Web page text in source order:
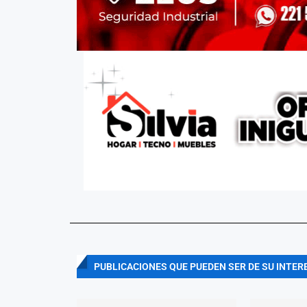
PUBLICACIONES QUE PUEDEN SER DE SU